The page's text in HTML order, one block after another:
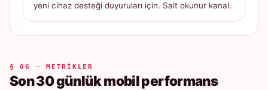
yeni cihaz desteği duyuruları için. Salt okunur kanal.
§ 06 — METRIKLER
Son 30 günlük mobil performans